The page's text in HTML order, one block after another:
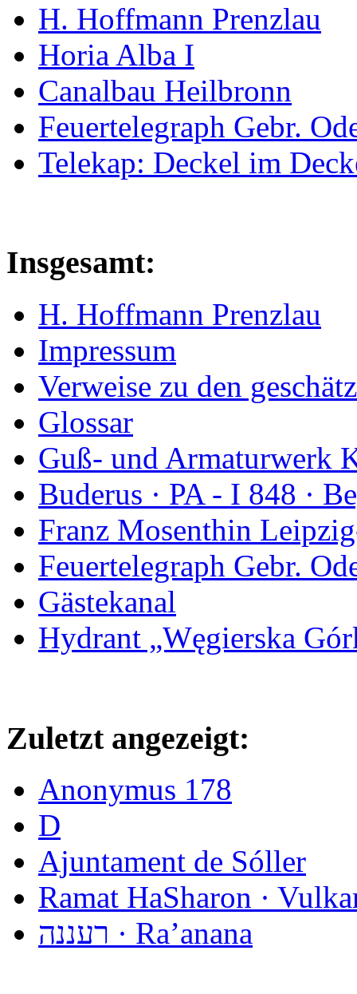
H. Hoffmann Prenzlau
Horia Alba I
Canalbau Heilbronn
Feuertelegraph Gebr.
Telekap: Deckel im
Insgesamt:
H. Hoffmann Prenzlau
Impressum
Verweise zu den
Glossar
Guß- und Armaturwerk
Buderus · PA - I 848 ·
Franz Mosenthin
Feuertelegraph Gebr.
Gästekanal
Hydrant „Węgierska
Zuletzt angezeigt:
Anonymus 178
D
Ajuntament de Sóller
Ramat HaSharon ·
‏רעננה‎ · Ra’anana